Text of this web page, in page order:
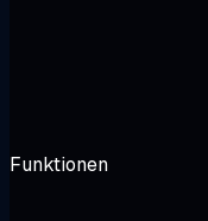
Funktionen